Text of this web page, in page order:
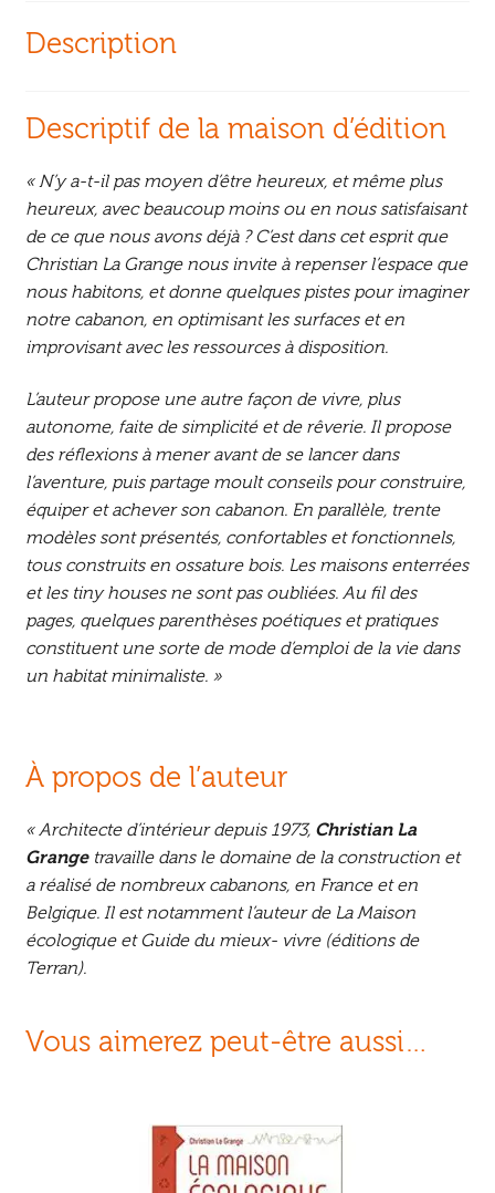
Description
Descriptif de la maison d’édition
« N’y a-t-il pas moyen d’être heureux, et même plus
heureux, avec beaucoup moins ou en nous satisfaisant
de ce que nous avons déjà ? C’est dans cet esprit que
Christian La Grange nous invite à repenser l’espace que
nous habitons, et donne quelques pistes pour imaginer
notre cabanon, en optimisant les surfaces et en
improvisant avec les ressources à disposition.
L’auteur propose une autre façon de vivre, plus
autonome, faite de simplicité et de rêverie. Il propose
des réflexions à mener avant de se lancer dans
l’aventure, puis partage moult conseils pour construire,
équiper et achever son cabanon. En parallèle, trente
modèles sont présentés, confortables et fonctionnels,
tous construits en ossature bois. Les maisons enterrées
et les tiny houses ne sont pas oubliées. Au fil des
pages, quelques parenthèses poétiques et pratiques
constituent une sorte de mode d’emploi de la vie dans
un habitat minimaliste. »
À propos de l’auteur
« Architecte d’intérieur depuis 1973, Christian La
Grangetravaille dans le domaine de la construction et
a réalisé de nombreux cabanons, en France et en
Belgique. Il est notamment l’auteur de La Maison
écologique et Guide du mieux- vivre (éditions de
Terran).
Vous aimerez peut-être aussi…